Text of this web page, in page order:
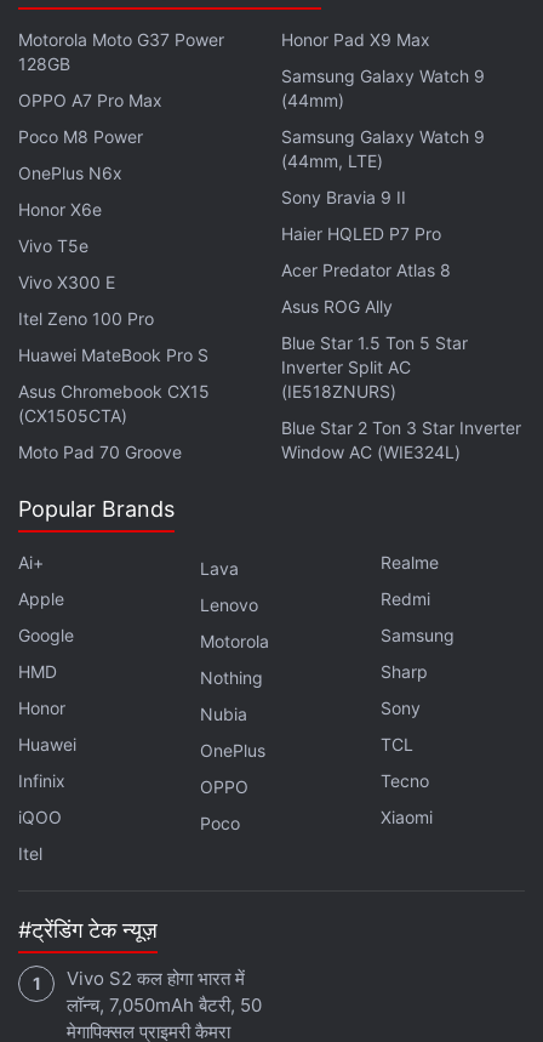
Motorola Moto G37 Power
128GB
OPPO A7 Pro Max
Poco M8 Power
OnePlus N6x
Honor X6e
Vivo T5e
Vivo X300 E
Itel Zeno 100 Pro
Huawei MateBook Pro S
Asus Chromebook CX15
(CX1505CTA)
Moto Pad 70 Groove
Honor Pad X9 Max
Samsung Galaxy Watch 9
(44mm)
Samsung Galaxy Watch 9
(44mm, LTE)
Sony Bravia 9 II
Haier HQLED P7 Pro
Acer Predator Atlas 8
Asus ROG Ally
Blue Star 1.5 Ton 5 Star
Inverter Split AC
(IE518ZNURS)
Blue Star 2 Ton 3 Star Inverter
Window AC (WIE324L)
Popular Brands
Ai+
Apple
Google
HMD
Honor
Huawei
Infinix
iQOO
Itel
Lava
Lenovo
Motorola
Nothing
Nubia
OnePlus
OPPO
Poco
Realme
Redmi
Samsung
Sharp
Sony
TCL
Tecno
Xiaomi
#ट्रेंडिंग टेक न्यूज़
Vivo S2 कल होगा भारत में
लॉन्च, 7,050mAh बैटरी, 50
मेगापिक्सल प्राइमरी कैमरा